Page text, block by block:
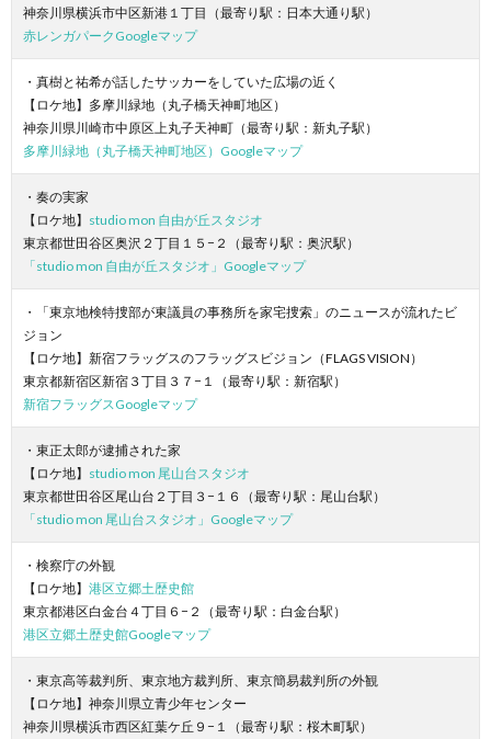
神奈川県横浜市中区新港１丁目（最寄り駅：日本大通り駅）
赤レンガパークGoogleマップ
・真樹と祐希が話したサッカーをしていた広場の近く
【ロケ地】多摩川緑地（丸子橋天神町地区）
神奈川県川崎市中原区上丸子天神町（最寄り駅：新丸子駅）
多摩川緑地（丸子橋天神町地区）Googleマップ
・奏の実家
【ロケ地】 studio mon 自由が丘スタジオ
東京都世田谷区奥沢２丁目１５−２（最寄り駅：奥沢駅）
「studio mon 自由が丘スタジオ」Googleマップ
・「東京地検特捜部が東議員の事務所を家宅捜索」のニュースが流れたビ
ジョン
【ロケ地】新宿フラッグスのフラッグスビジョン（FLAGS VISION）
東京都新宿区新宿３丁目３７−１（最寄り駅：新宿駅）
新宿フラッグスGoogleマップ
・東正太郎が逮捕された家
【ロケ地】 studio mon 尾山台スタジオ
東京都世田谷区尾山台２丁目３−１６（最寄り駅：尾山台駅）
「studio mon 尾山台スタジオ」Googleマップ
・検察庁の外観
【ロケ地】 港区立郷土歴史館
東京都港区白金台４丁目６−２（最寄り駅：白金台駅）
港区立郷土歴史館Googleマップ
・東京高等裁判所、東京地方裁判所、東京簡易裁判所の外観
【ロケ地】神奈川県立青少年センター
神奈川県横浜市西区紅葉ケ丘９−１（最寄り駅：桜木町駅）